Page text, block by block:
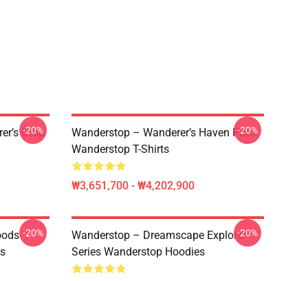
Drop
-20%
Wanderstop – Wanderer’s Haven Pack
Wanderstop T-Shirts
₩3,651,700 - ₩4,202,900
-20%
-20%
Wanderstop – Dreamscape Explorer
Series Wanderstop Hoodies
-20%